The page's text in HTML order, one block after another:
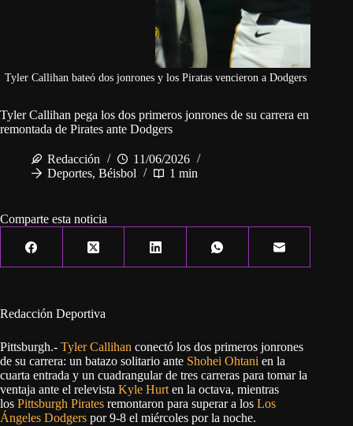
Tyler Callihan bateó dos jonrones y los Piratas vencieron a Dodgers
Tyler Callihan pega los dos primeros jonrones de su carrera en
remontada de Pirates ante Dodgers
Redacción
11/06/2026
Deportes, Béisbol 1 min
Comparte esta noticia
Redacción Deportiva
Pittsburgh.- Tyler Callihan conectó los dos primeros jonrones
de su carrera: un batazo solitario ante Shohei Ohtani en la
cuarta entrada y un cuadrangular de tres carreras para tomar la
ventaja ante el relevista Kyle Hurt en la octava, mientras
los Pittsburgh Pirates remontaron para superar a los Los
Ángeles Dodgers por 9-8 el miércoles por la noche.